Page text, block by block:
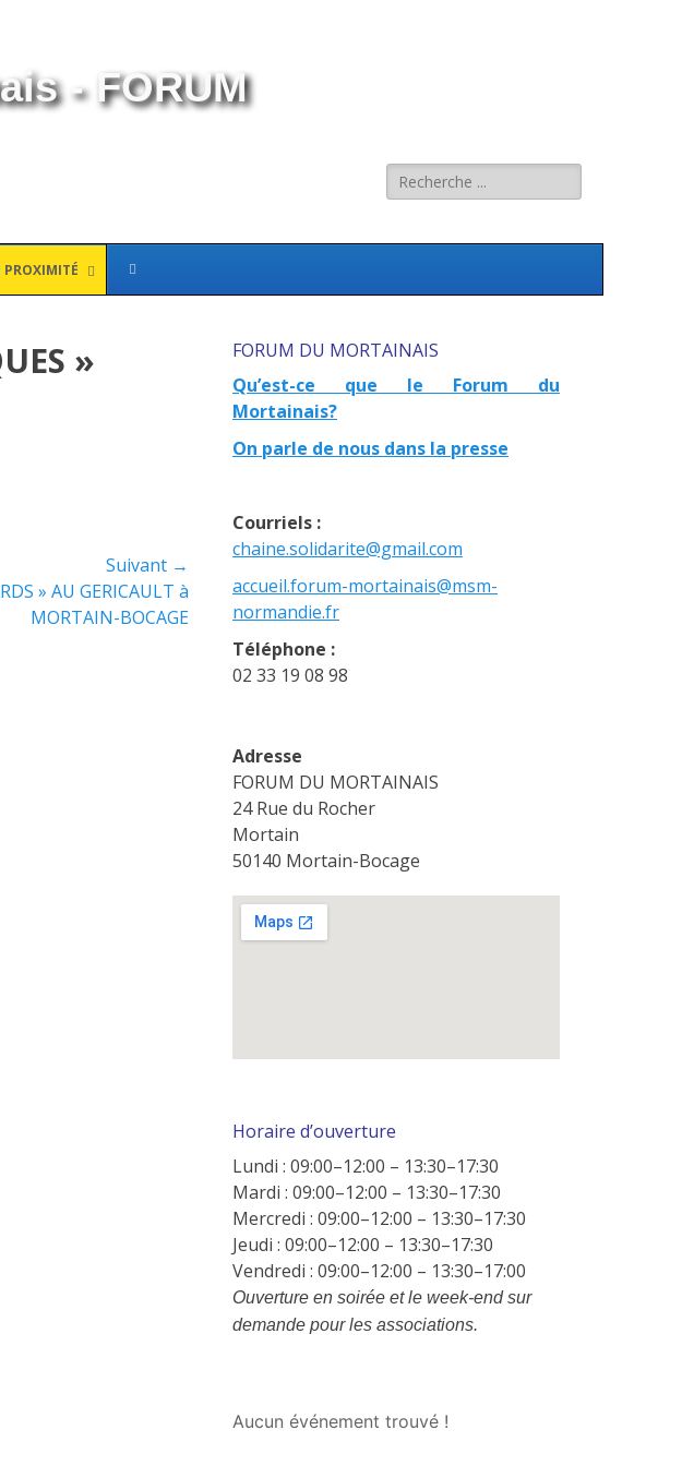
- FORUM
Rechercher :
PROXIMITÉ
»
Suivant →
» AU GERICAULT à
MORTAIN-BOCAGE
FORUM DU MORTAINAIS
Qu’est-ce que le Forum du
Mortainais?
On parle de nous dans la presse
Courriels :
chaine.solidarite@gmail.com
accueil.forum-mortainais@msm-
normandie.fr
Téléphone :
02 33 19 08 98
Adresse
FORUM DU MORTAINAIS
24 Rue du Rocher
Mortain
50140 Mortain-Bocage
Horaire d’ouverture
Lundi : 09:00–12:00 – 13:30–17:30
Mardi : 09:00–12:00 – 13:30–17:30
Mercredi : 09:00–12:00 – 13:30–17:30
Jeudi : 09:00–12:00 – 13:30–17:30
Vendredi : 09:00–12:00 – 13:30–17:00
Ouverture en soirée et le week-end sur
demande pour les associations.
Aucun événement trouvé !